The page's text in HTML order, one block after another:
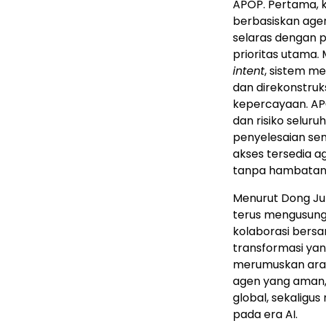
APOP.
berbasiskan
selaras dengan
prioritas utama.
intent, sistem
dan
kepercayaan.
dan risiko
penyelesaian
akses tersedia
tanpa
Menurut Dong
terus
kolaborasi
transformasi
merumuskan
agen yang
global,
pada era AI.